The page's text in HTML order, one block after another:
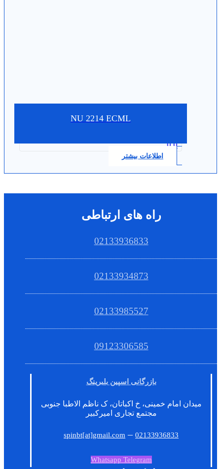
NU 2214 ECML
0.0
اطلاعات بیشتر
راه های ارتباطی
02133936833
02133934873
02133985527
09123306585
بازرگانی اسپین بلبرینگ
میدان امام خمینی، خ اکباتان، ک ناظم الاطبا جنوبی
مجتمع تجاری امیرکبیر
spinbt[at]gmail.com –02133936833
Whatsapp Telegram